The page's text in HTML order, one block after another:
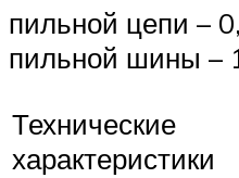
пильной цепи –
пильной шины –
Технические
характеристики